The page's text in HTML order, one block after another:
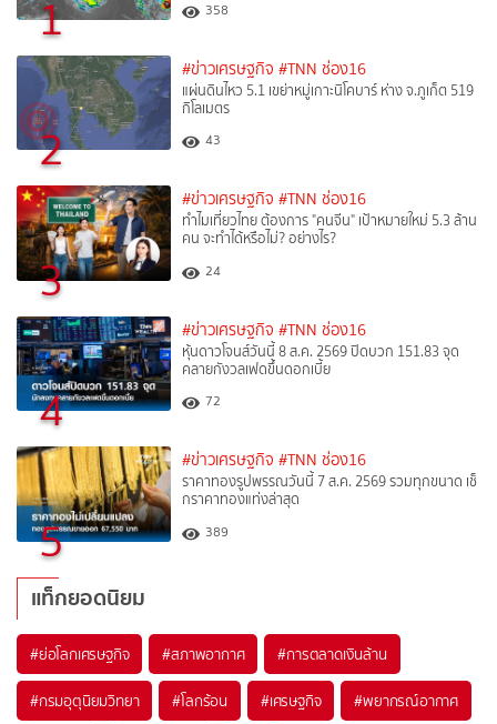
1 358
2
#ข่าวเศรษฐกิจ #TNN ช่อง16
แผ่นดินไหว 5.1 เขย่าหมู่เกาะนิโคบาร์ ห่าง จ.ภูเก็ต 519
กิโลเมตร
43
3
#ข่าวเศรษฐกิจ #TNN ช่อง16
ทำไมเที่ยวไทย ต้องการ "คนจีน" เป้าหมายใหม่ 5.3 ล้าน
คน จะทำได้หรือไม่? อย่างไร?
24
4
#ข่าวเศรษฐกิจ #TNN ช่อง16
หุ้นดาวโจนส์วันนี้ 8 ส.ค. 2569 ปิดบวก 151.83 จุด
คลายกังวลเฟดขึ้นดอกเบี้ย
72
5
#ข่าวเศรษฐกิจ #TNN ช่อง16
ราคาทองรูปพรรณวันนี้ 7 ส.ค. 2569 รวมทุกขนาด เช็
กราคาทองแท่งล่าสุด
389
แท็กยอดนิยม
#ย่อโลกเศรษฐกิจ #สภาพอากาศ #การตลาดเงินล้าน
#กรมอุตุนิยมวิทยา #โลกร้อน #เศรษฐกิจ #พยากรณ์อากาศ